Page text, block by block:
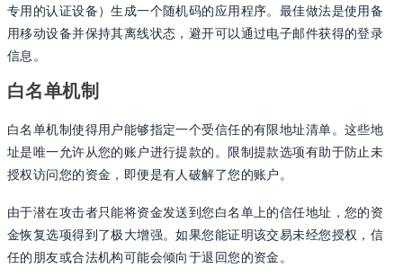
专用的认证设备）生成一个随机码的应用程序。最佳做法是使用备
用移动设备并保持其离线状态，避开可以通过电子邮件获得的登录
信息。
白名单机制
白名单机制使得用户能够指定一个受信任的有限地址清单。这些地
址是唯一允许从您的账户进行提款的。限制提款选项有助于防止未
授权访问您的资金，即便是有人破解了您的账户。
由于潜在攻击者只能将资金发送到您白名单上的信任地址，您的资
金恢复选项得到了极大增强。如果您能证明该交易未经您授权，信
任的朋友或合法机构可能会倾向于退回您的资金。